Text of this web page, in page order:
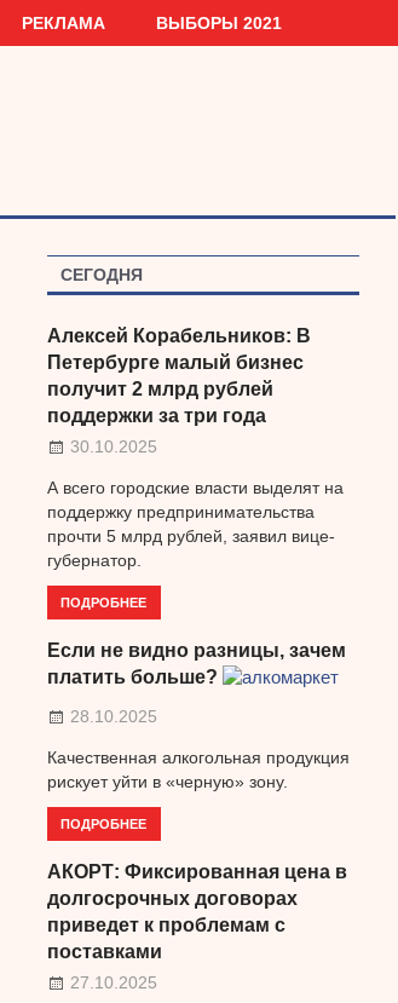
РЕКЛАМА ВЫБОРЫ 2021
СЕГОДНЯ
Алексей Корабельников: В
Петербурге малый бизнес
получит 2 млрд рублей
поддержки за три года
30.10.2025
А всего городские власти выделят на
поддержку предпринимательства
прочти 5 млрд рублей, заявил вице-
губернатор.
ПОДРОБНЕЕ
Если не видно разницы, зачем
платить больше?
28.10.2025
Качественная алкогольная продукция
рискует уйти в «черную» зону.
ПОДРОБНЕЕ
АКОРТ: Фиксированная цена в
долгосрочных договорах
приведет к проблемам с
поставками
27.10.2025